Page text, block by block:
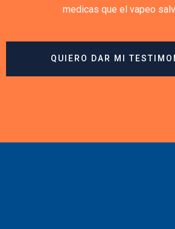
medicas que el vapeo
QUIERO DAR MI